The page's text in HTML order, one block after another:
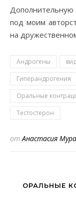
под моим
на
Андрогены
Гиперандрогения
Оральные
Тестостерон
от Анастасия
ОРАЛЬНЫЕ